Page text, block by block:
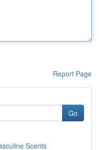
Report Page
Go
Scents